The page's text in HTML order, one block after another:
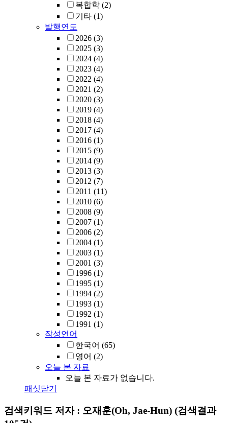
복합학 (2)
기타 (1)
발행연도
2026 (3)
2025 (3)
2024 (4)
2023 (4)
2022 (4)
2021 (2)
2020 (3)
2019 (4)
2018 (4)
2017 (4)
2016 (1)
2015 (9)
2014 (9)
2013 (3)
2012 (7)
2011 (11)
2010 (6)
2008 (9)
2007 (1)
2006 (2)
2004 (1)
2003 (1)
2001 (3)
1996 (1)
1995 (1)
1994 (2)
1993 (1)
1992 (1)
1991 (1)
작성언어
한국어 (65)
영어 (2)
오늘 본 자료
오늘 본 자료가 없습니다.
패싯닫기
검색키워드 저자 : 오재훈(Oh, Jae-Hun) (검색결과